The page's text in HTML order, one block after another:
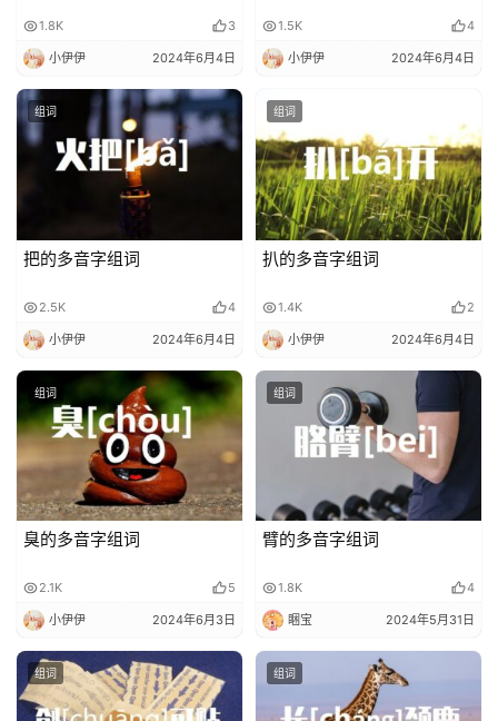
经
典
歌
词
诗
词
常
用
贺
词
网
络
热
词
电
影
台
词
注册
1.8K 3
小伊伊 2024年6月4日
1.5K 4
小伊伊 2024年6月4日
组词
把的多音字组词
2.5K 4
小伊伊 2024年6月4日
组词
扒的多音字组词
1.4K 2
小伊伊 2024年6月4日
组词
臭的多音字组词
2.1K 5
小伊伊 2024年6月3日
组词
臂的多音字组词
1.8K 4
睏宝 2024年5月31日
组词 组词